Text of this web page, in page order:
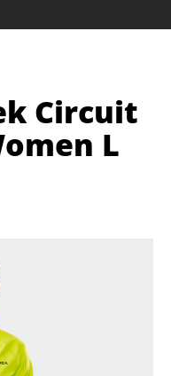
Circuit
L